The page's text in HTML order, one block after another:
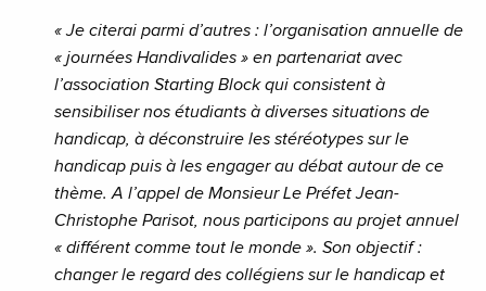
« Je citerai parmi d’autres : l’organisation annuelle de
« journées Handivalides » en partenariat avec
l’association Starting Block qui consistent à
sensibiliser nos étudiants à diverses situations de
handicap, à déconstruire les stéréotypes sur le
handicap puis à les engager au débat autour de ce
thème. A l’appel de Monsieur Le Préfet Jean-
Christophe Parisot, nous participons au projet annuel
« différent comme tout le monde ». Son objectif :
changer le regard des collégiens sur le handicap et